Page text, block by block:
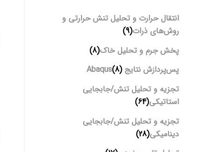
انتقال حرارت و تحلیل تنش حرارتی و
روش‌های ذرات(9)
پخش جرم و تحلیل خاک(8)
پس‌پردازش نتایج Abaqus (8)
تجزیه و تحلیل تنش/جابجایی
استاتیکی(64)
تجزیه و تحلیل تنش/جابجایی
دینامیکی(28)